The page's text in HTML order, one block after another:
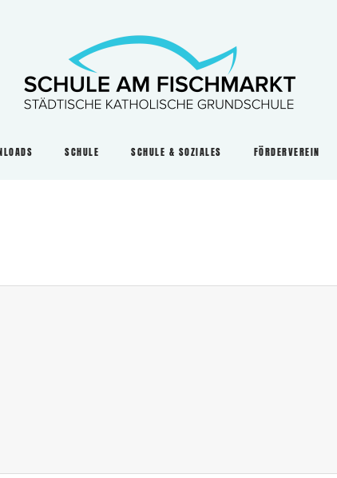
SCHULE SCHULE & SOZIALES FÖRDERVEREIN